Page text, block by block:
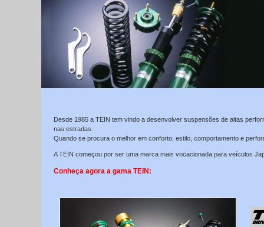
Desde 1985 a TEIN tem vindo a desenvolver suspensões de altas
nas estradas.
Quando se procura o melhor em conforto, estilo, comportamento e
A TEIN começou por ser uma marca mais vocacionada para veículos
Conheça agora a gama TEIN: